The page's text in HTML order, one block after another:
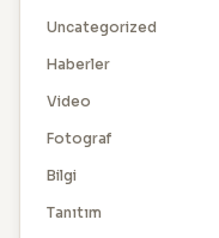
Uncategorized
Haberler
Video
Fotograf
Bilgi
Tanıtım